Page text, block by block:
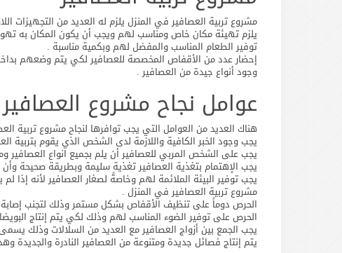
مشروع تربية العصافير في المنزل يلزم له العديد من التجهيزات
يلزم تهيئة مكان خاص ومناسب لهم ويجب أن يكون المكان به
توفير الطعام المناسب والمفضل لهم وبكمية مناسبة .
إحضار عدد من الأقفاص المخصصة للعصافير لكي يتم وضعهم
وجود أنواع جيدة من العصافير .
عوامل نجاح مشروع العصافير
هناك العديد من العوامل التي يجب توافرها لنجاح مشروع تربية
يجب وجود الخبر الكافية واللازمة لدى الشخص الذي يقوم بتربية
يجب على الشخص المربي للعصافير أن يلم بجميع انواع
يجب الإهتمام بتغذية العصافير تغذية سليمة وبطريقة صحيحة وأن
يجب توفير البيئة الملائمة لهم وخاصةً لصغار العصافير لأنه
مشروع تربية العصافير في المنزل .
الحرص دوماً على تنظيف الأقفاص بشكل مستمر وذلك لتجنب إصابة
الحرص على توفير الضوء المناسب لهم وذلك لكي يتم إنتاج
يجب الجمع بين أزواج العصافير مع العديد من السلالات وذلك
يتم إنتاج فصائل جديدة ومتنوعة من العصافير النادرة والجديدة